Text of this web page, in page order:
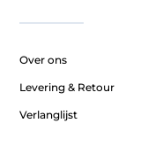
Over ons
Levering & Retour
Verlanglijst